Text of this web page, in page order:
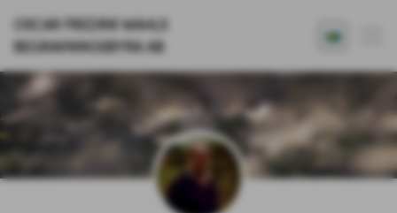
OSCAR FREDRIK WAHLS
BEGRAVNINGSBYRÅ AB